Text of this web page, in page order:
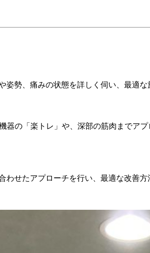
勢、痛みの状態を詳しく伺い、最適な
の「楽トレ」や、深部の筋肉までア
せたアプローチを行い、最適な改善方